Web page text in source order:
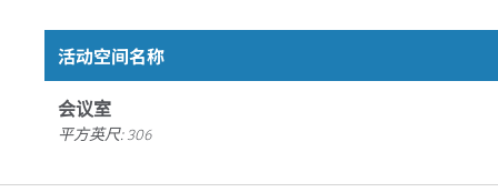
活动空间名称
会议室
平方英尺: 306